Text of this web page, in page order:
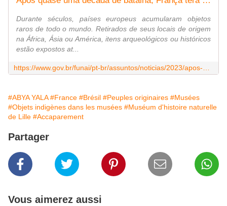
Durante séculos, países europeus acumularam objetos
raros de todo o mundo. Retirados de seus locais de origem
na África, Ásia ou América, itens arqueológicos ou históricos
estão expostos at...
#ABYA YALA #France #Brésil #Peuples originaires #Musées
#Objets indigènes dans les musées #Muséum d'histoire naturelle
de Lille #Accaparement
Partager
Vous aimerez aussi